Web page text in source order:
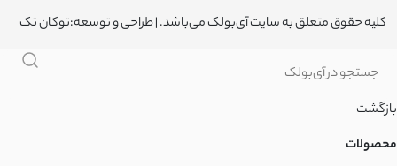
کلیه حقوق متعلق به سایت آی‌بولک می‌باشد. | طراحی و توسعه:توکان تک
بازگشت
محصولات